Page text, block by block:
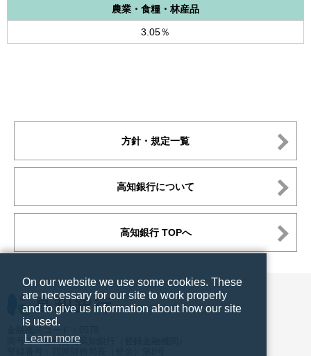
農業・食糧・林産品
3.05％
方針・規定一覧
高知銀行について
高知銀行 TOPへ
商号等：株式会社高知銀行（登録金融機関）
On our website we use some cookies. These
are necessary for our site to work properly
and to give us information about how our site
is used.
Learn more